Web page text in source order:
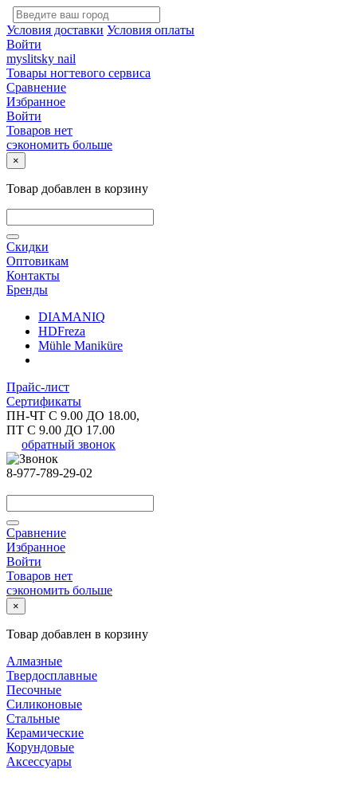
Условия доставки Условия оплаты
Войти
myslitsky nail
Товары ногтевого сервиса
Сравнение
Избранное
Войти
Товаров нет
сэкономить больше
×
Товар добавлен в корзину
Скидки
Оптовикам
Контакты
Бренды
DIAMANIQ
HDFreza
Mühle Maniküre
Прайс-лист
Сертификаты
ПН-ЧТ С 9.00 ДО 18.00,
ПТ С 9.00 ДО 17.00
обратный звонок
8-977-789-29-02
Сравнение
Избранное
Войти
Товаров нет
сэкономить больше
×
Товар добавлен в корзину
Алмазные
Твердосплавные
Песочные
Силиконовые
Стальные
Керамические
Корундовые
Аксессуары